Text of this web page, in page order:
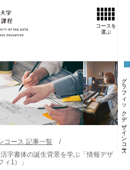
コースを
選ぶ
グラフィックデザインコース
コース 記事一覧
字書体の誕生背景を学ぶ「情報デザ
1）」